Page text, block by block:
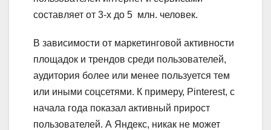
составляет от 3-х до 5 млн. человек.
В зависимости от маркетинговой активности
площадок и трендов среди пользователей,
аудитория более или менее пользуется тем
или иными соцсетями. К примеру, Pinterest, с
начала года показал активный прирост
пользователей. А Яндекс, никак не может